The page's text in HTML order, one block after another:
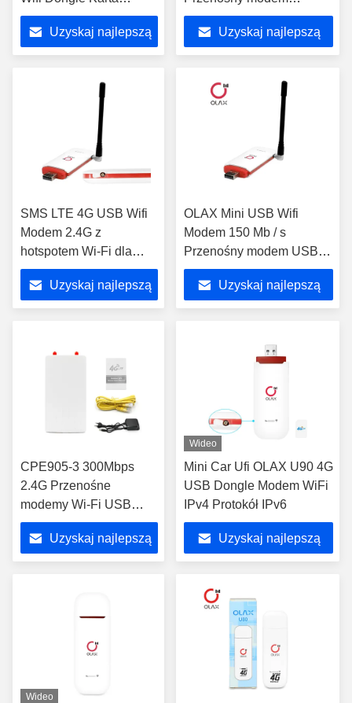
Sieciowa
Uzyskaj najlepszą
szerokopasmowy 4g LTE
Uzyskaj najlepszą
SMS LTE 4G USB Wifi
Modem 2.4G z
hotspotem Wi-Fi dla
telefonów komórkowych
Uzyskaj najlepszą
OLAX Mini USB Wifi
Modem 150 Mb / s
Przenośny modem USB
4G Cat4
Uzyskaj najlepszą
CPE905-3 300Mbps
2.4G Przenośne
modemy Wi-Fi USB
Dwie zewnętrzne anteny
RJ45 Uzyskaj najlepszą
Wideo
Mini Car Ufi OLAX U90 4G
USB Dongle Modem WiFi
IPv4 Protokół IPv6
Uzyskaj najlepszą
Wideo